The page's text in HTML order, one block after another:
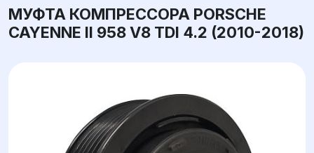
МУФТА КОМПРЕССОРА PORSCHE
CAYENNE II 958 V8 TDI 4.2 (2010-2018)